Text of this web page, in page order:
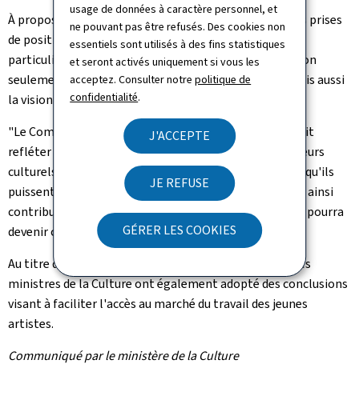
usage de données à caractère personnel, et
ne pouvant pas être refusés. Des cookies non
essentiels sont utilisés à des fins statistiques
et seront activés uniquement si vous les
acceptez. Consulter notrepolitique de
confidentialité.
J'ACCEPTE
JE REFUSE
GÉRER LES COOKIES
À propos du "Culture Compass", Eric Thill a rappelé ses prises
de position exprimées à Varsovie, insistant tout
particulièrement sur le fait que ce document devrait non
seulement refléter la vision de l'UE pour la culture, mais aussi
la vision de la culture pour l'UE:
"Le Compass doit être un outil, non une fin en soi. Il doit
refléter de manière réaliste comment appuyer les acteurs
culturels, artistes et professionnels de la culture pour qu'ils
puissent être citoyens et travailler en toute liberté, et ainsi
contribuer au projet européen. C'est ainsi que l'Europe pourra
devenir ce 'powerhouse culturel'", a-t-il conclu.
Au titre des autres sujets à l'ordre du jour du Conseil, les
ministres de la Culture ont également adopté des conclusions
visant à faciliter l'accès au marché du travail des jeunes
artistes.
Communiqué par le ministère de la Culture